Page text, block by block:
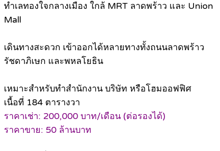
ทำเลทองใจกลางเมือง ใกล้ MRT ลาดพร้าว และ Union
Mall
เดินทางสะดวก เข้าออกได้หลายทางทั้งถนนลาดพร้าว
รัชดาภิเษก และพหลโยธิน
เหมาะสำหรับทำสำนักงาน บริษัท หรือโฮมออฟฟิศ
เนื้อที่ 184 ตารางวา
ราคาเช่า: 200,000 บาท/เดือน (ต่อรองได้)
ราคาขาย: 50 ล้านบาท